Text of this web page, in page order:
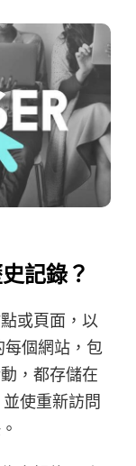
記錄？
或頁面，以
個網站，包
，都存儲在
使重新訪問